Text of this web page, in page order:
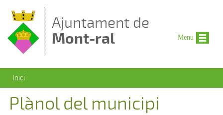
Ajuntament de
Mont-ral
Esteu aquí
Inici
Plànol del municipi
Menu